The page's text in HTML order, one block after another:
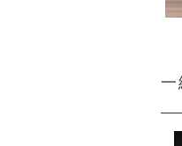
一